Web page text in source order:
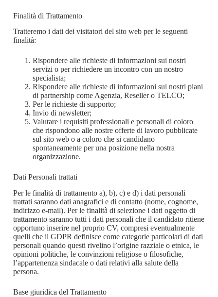
Finalità di Trattamento
Tratteremo i dati dei visitatori del sito web per le seguenti
finalità:
Rispondere alle richieste di informazioni sui nostri
servizi o per richiedere un incontro con un nostro
specialista;
Rispondere alle richieste di informazioni sui nostri piani
di partnership come Agenzia, Reseller o TELCO;
Per le richieste di supporto;
Invio di newsletter;
Valutare i requisiti professionali e personali di coloro
che rispondono alle nostre offerte di lavoro pubblicate
sul sito web o a coloro che si candidano
spontaneamente per una posizione nella nostra
organizzazione.
Dati Personali trattati
Per le finalità di trattamento a), b), c) e d) i dati personali
trattati saranno dati anagrafici e di contatto (nome, cognome,
indirizzo e-mail). Per le finalità di selezione i dati oggetto di
trattamento saranno tutti i dati personali che il candidato ritiene
opportuno inserire nel proprio CV, compresi eventualmente
quelli che il GDPR definisce come categorie particolari di dati
personali quando questi rivelino l’origine razziale o etnica, le
opinioni politiche, le convinzioni religiose o filosofiche,
l’appartenenza sindacale o dati relativi alla salute della
persona.
Base giuridica del Trattamento